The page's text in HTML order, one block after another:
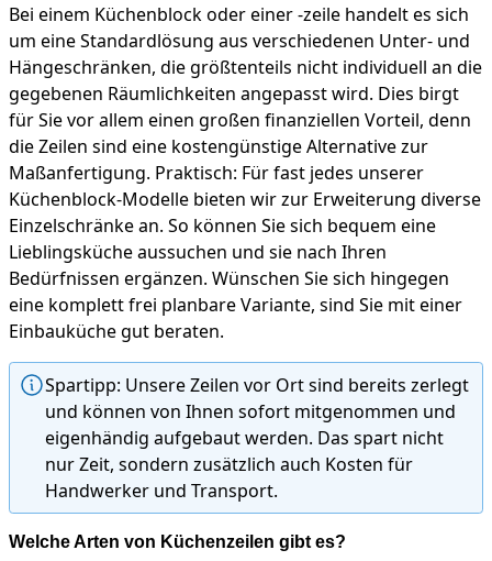
Bei einem Küchenblock oder einer -zeile handelt es sich
um eine Standardlösung aus verschiedenen Unter- und
Hängeschränken, die größtenteils nicht individuell an die
gegebenen Räumlichkeiten angepasst wird. Dies birgt
für Sie vor allem einen großen finanziellen Vorteil, denn
die Zeilen sind eine kostengünstige Alternative zur
Maßanfertigung. Praktisch: Für fast jedes unserer
Küchenblock-Modelle bieten wir zur Erweiterung diverse
Einzelschränke an. So können Sie sich bequem eine
Lieblingsküche aussuchen und sie nach Ihren
Bedürfnissen ergänzen. Wünschen Sie sich hingegen
eine komplett frei planbare Variante, sind Sie mit einer
Einbauküche gut beraten.
Spartipp: Unsere Zeilen vor Ort sind bereits zerlegt
und können von Ihnen sofort mitgenommen und
eigenhändig aufgebaut werden. Das spart nicht
nur Zeit, sondern zusätzlich auch Kosten für
Handwerker und Transport.
Welche Arten von Küchenzeilen gibt es?